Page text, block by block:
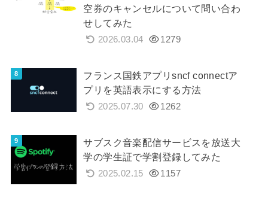
空券のキャンセルについて問い合わ
せしてみた
2026.03.04 1279
フランス国鉄アプリsncf connectア
プリを英語表示にする方法
2025.07.30 1262
サブスク音楽配信サービスを放送大
学の学生証で学割登録してみた
2025.02.15 1157